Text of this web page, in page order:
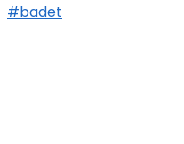
#badet